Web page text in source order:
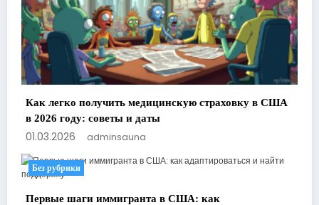
Как легко получить медицинскую страховку в США
в 2026 году: советы и даты
01.03.2026 adminsauna
Без рубрики
Первые шаги иммигранта в США: как